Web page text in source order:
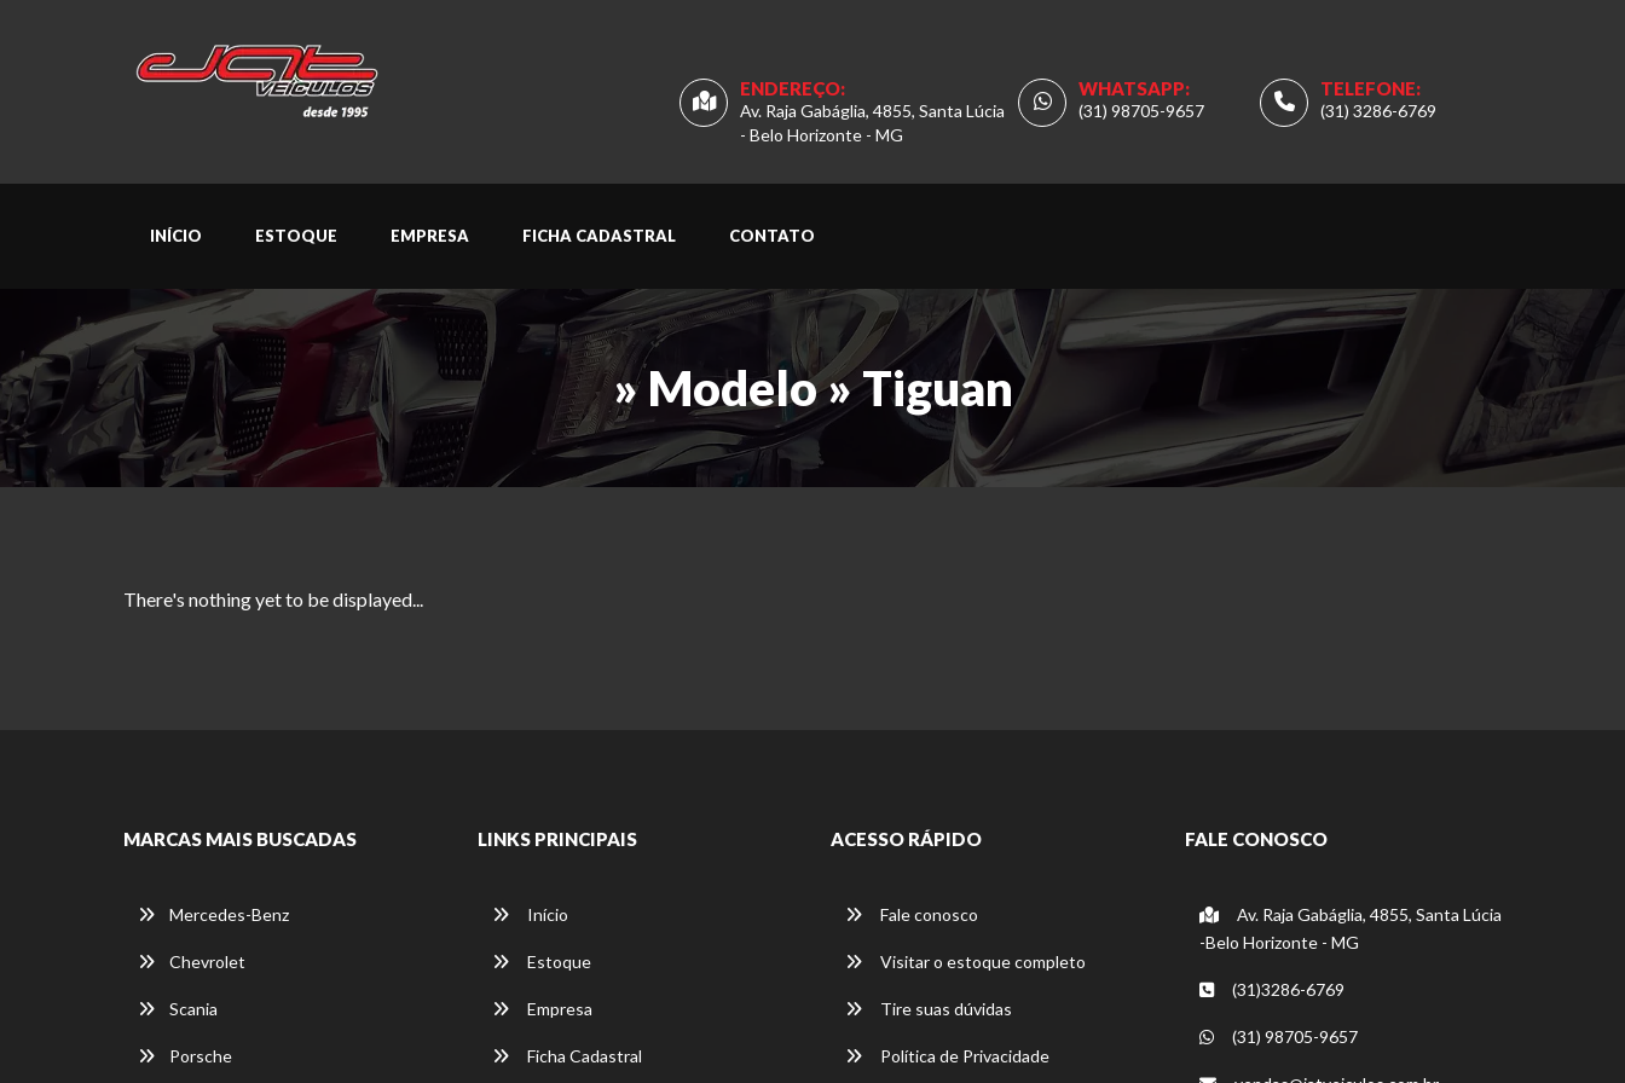
TELEFONE:
(31) 3286-6769
WHATSAPP:
(31) 98705-9657
ENDEREÇO:
Av. Raja Gabáglia, 4855, Santa Lúcia
- Belo Horizonte - MG
INÍCIO ESTOQUE EMPRESA FICHA CADASTRAL CONTATO
» Modelo » Tiguan
There's nothing yet to be displayed...
MARCAS MAIS BUSCADAS
Mercedes-Benz
Chevrolet
Scania
Porsche
LINKS PRINCIPAIS
Início
Estoque
Empresa
Ficha Cadastral
ACESSO RÁPIDO
Fale conosco
Visitar o estoque completo
Tire suas dúvidas
Política de Privacidade
FALE CONOSCO
Av. Raja Gabáglia, 4855, Santa Lúcia
-Belo Horizonte - MG
(31)3286-6769
(31) 98705-9657